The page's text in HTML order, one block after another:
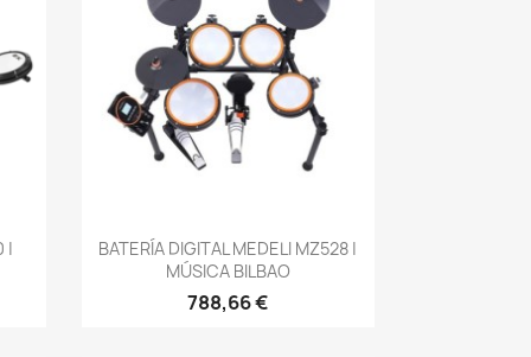
|
Vista rápida
BATERÍA DIGITAL MEDELI MZ528 |
MÚSICA BILBAO
788,66 €